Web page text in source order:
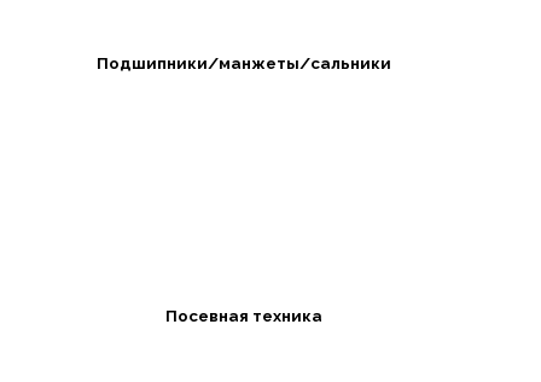
Подшипники/манжеты/сальники
Посевная техника